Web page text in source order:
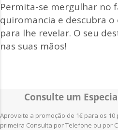
Permita-se mergulhar no
quiromancia e descubra o
para lhe revelar. O seu
nas suas mãos!
Consulte um
Aproveite a promoção de 1€ para os
primeira Consulta por Telefone ou por